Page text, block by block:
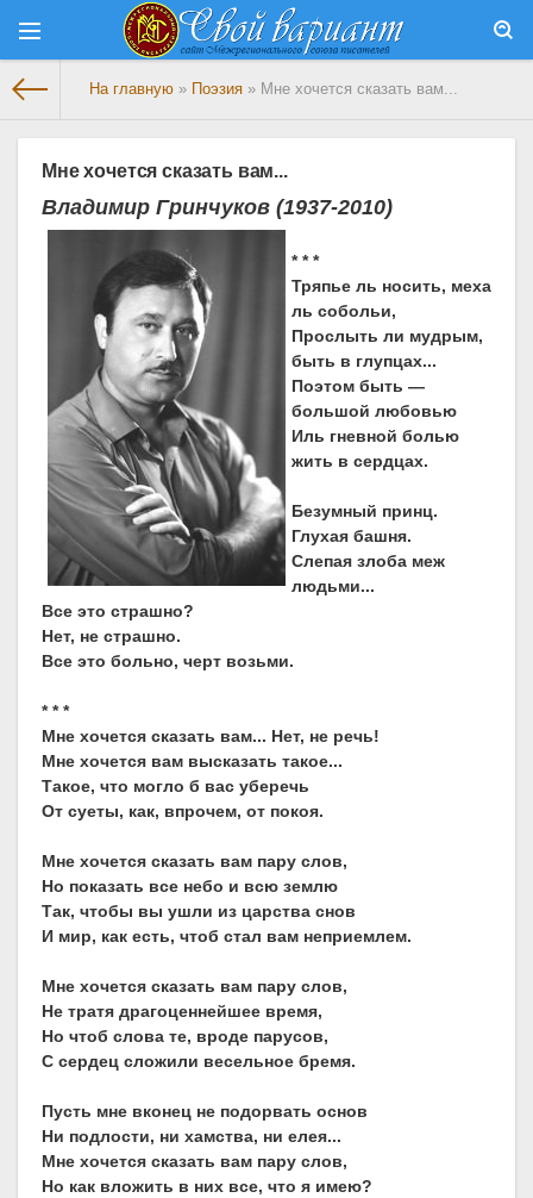
На главную » Поэзия » Мне хочется сказать вам...
Мне хочется сказать вам...
Владимир Гринчуков (1937-2010)
* * *
Тряпье ль носить, меха
ль собольи,
Прослыть ли мудрым,
быть в глупцах...
Поэтом быть —
большой любовью
Иль гневной болью
жить в сердцах.
Безумный принц.
Глухая башня.
Слепая злоба меж
людьми...
Все это страшно?
Нет, не страшно.
Все это больно, черт возьми.
* * *
Мне хочется сказать вам... Нет, не речь!
Мне хочется вам высказать такое...
Такое, что могло б вас уберечь
От суеты, как, впрочем, от покоя.
Мне хочется сказать вам пару слов,
Но показать все небо и всю землю
Так, чтобы вы ушли из царства снов
И мир, как есть, чтоб стал вам неприемлем.
Мне хочется сказать вам пару слов,
Не тратя драгоценнейшее время,
Но чтоб слова те, вроде парусов,
С сердец сложили весельное бремя.
Пусть мне вконец не подорвать основ
Ни подлости, ни хамства, ни елея...
Мне хочется сказать вам пару слов,
Но как вложить в них все, что я имею?